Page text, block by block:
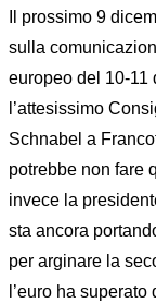
Il prossimo 9
sulla
europeo del 10-11
l’attesissimo
Schnabel a
potrebbe non fare
invece la
sta ancora
per arginare la
l’euro ha